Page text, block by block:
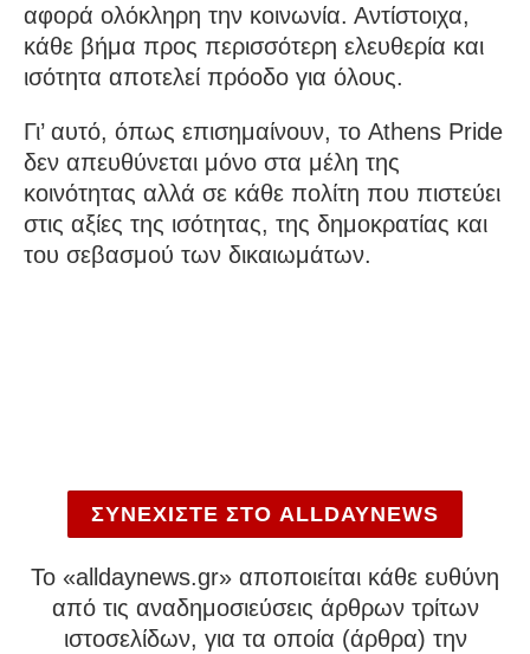
αφορά ολόκληρη την κοινωνία. Αντίστοιχα,
κάθε βήμα προς περισσότερη ελευθερία και
ισότητα αποτελεί πρόοδο για όλους.
Γι’ αυτό, όπως επισημαίνουν, το Athens Pride
δεν απευθύνεται μόνο στα μέλη της
κοινότητας αλλά σε κάθε πολίτη που πιστεύει
στις αξίες της ισότητας, της δημοκρατίας και
του σεβασμού των δικαιωμάτων.
ΣΥΝΕΧΙΣΤΕ ΣΤΟ ALLDAYNEWS
To «alldaynews.gr» αποποιείται κάθε ευθύνη
από τις αναδημοσιεύσεις άρθρων τρίτων
ιστοσελίδων, για τα οποία (άρθρα) την